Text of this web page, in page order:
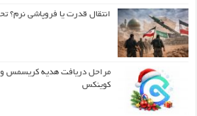
انتقال قدرت یا فروپاشی نرم؟
مراحل دریافت هدیه کریسمس
کوینکس